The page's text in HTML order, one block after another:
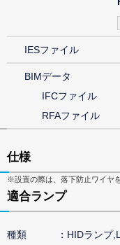
IESファイル
BIMデータ
IFCファイル
RFAファイル
仕様
※設置の際は、落下防止ワイヤ
適合ランプ
種類
HIDランプ